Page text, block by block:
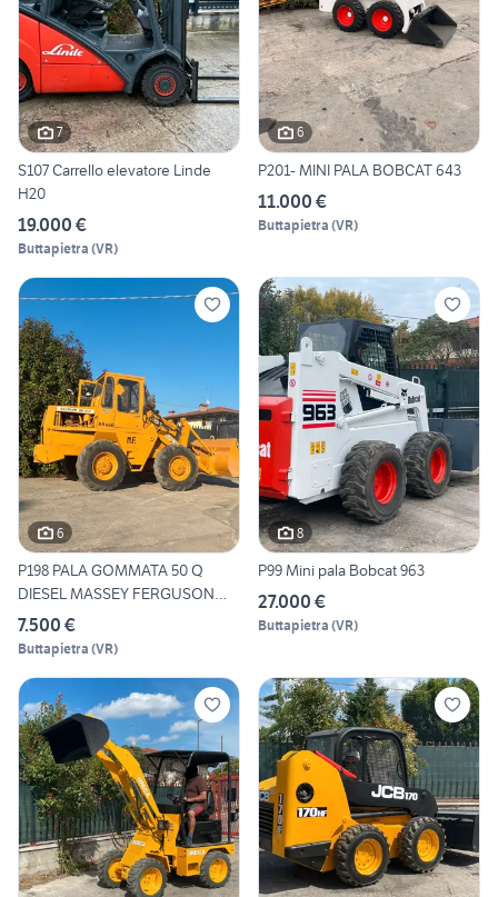
7
S107 Carrello elevatore Linde
H20
19.000 €
Buttapietra (VR)
6
P201- MINI PALA BOBCAT 643
11.000 €
Buttapietra (VR)
6
P198 PALA GOMMATA 50 Q
DIESEL MASSEY FERGUSON
BELT
7.500 €
Buttapietra (VR)
8
P99 Mini pala Bobcat 963
27.000 €
Buttapietra (VR)